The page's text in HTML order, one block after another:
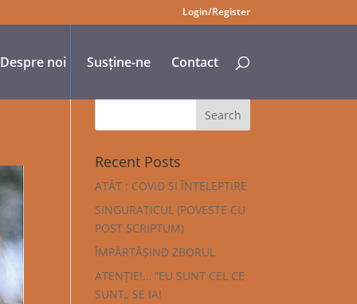
Login/Register
Despre noi Susține-ne Contact
Recent Posts
ATÂT : COVID ȘI ÎNȚELEPȚIRE
SINGURATICUL (POVESTE CU
POST SCRIPTUM)
ÎMPĂRTĂȘIND ZBORUL
ATENȚIE!… ”EU SUNT CEL CE
SUNT„ SE IA!